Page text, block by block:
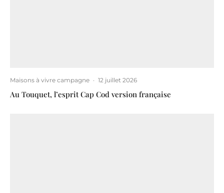
Maisons à vivre campagne · 12 juillet 2026
Au Touquet, l’esprit Cap Cod version française